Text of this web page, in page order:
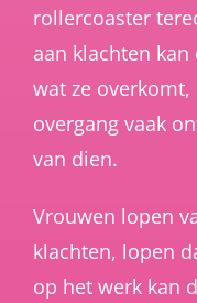
rollercoaster
aan klachten
wat ze
overgang vaak
van dien.
Vrouwen lopen
klachten, lopen
op het werk kan